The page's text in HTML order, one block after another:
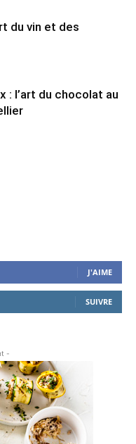
du vin et des
: l’art du chocolat au
J'AIME
SUIVRE
-